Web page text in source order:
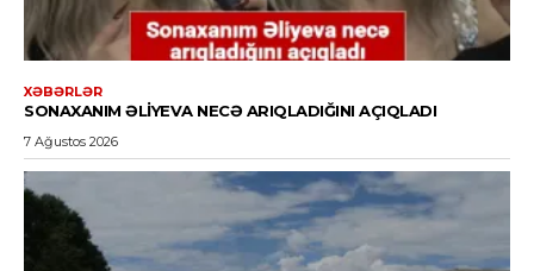
XƏBƏRLƏR
SONAXANIM ƏLIYEVA NECƏ ARIQLADIĞINI AÇIQLADI
7 Ağustos 2026